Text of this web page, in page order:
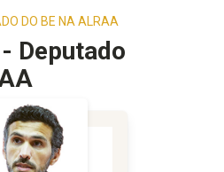
DO BE NA ALRAA
Deputado